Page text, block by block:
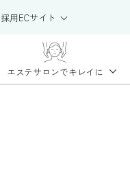
採用ECサイト
エステサロンでキレイに